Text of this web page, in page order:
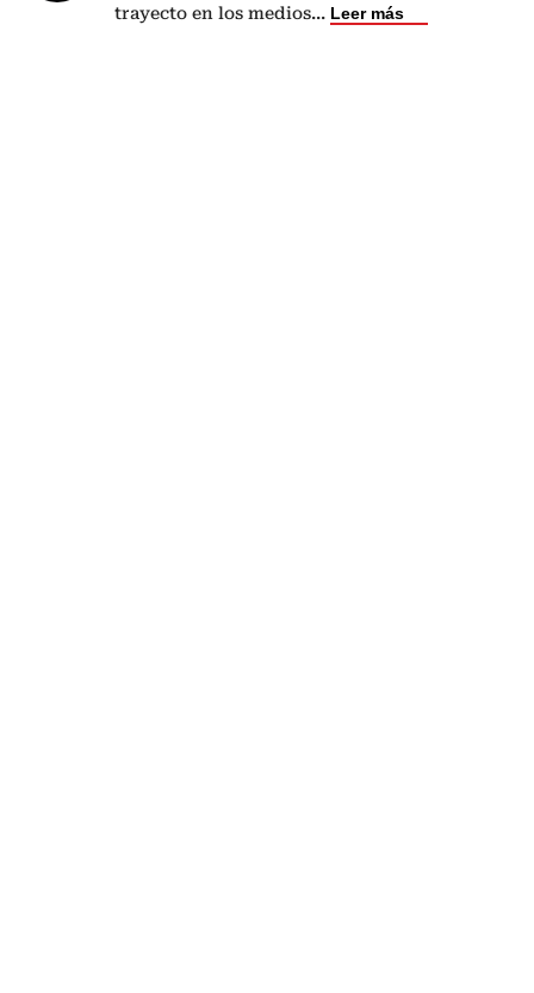
trayecto en los medios... Leer más